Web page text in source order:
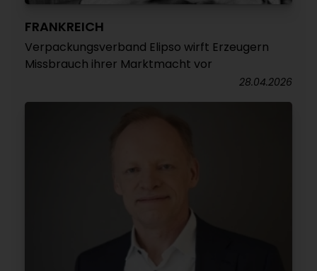
FRANKREICH
Verpackungsverband Elipso wirft Erzeugern
Missbrauch ihrer Marktmacht vor
28.04.2026